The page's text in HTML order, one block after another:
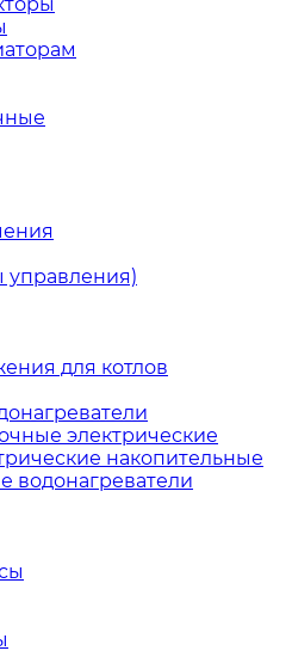
управления)
для котлов
электрические
накопительные
водонагреватели